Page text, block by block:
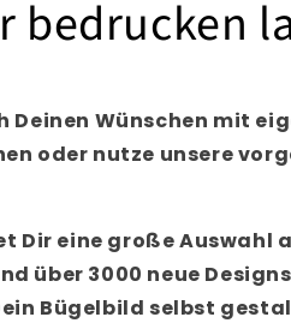
bedrucken
Deinen Wünschen mit
oder nutze unsere
Dir eine große Auswahl
über 3000 neue
Bügelbild selbst